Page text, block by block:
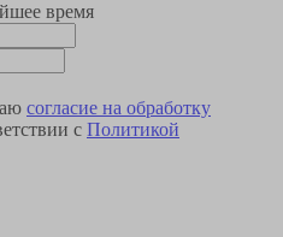
время
согласие на обработку
с Политикой